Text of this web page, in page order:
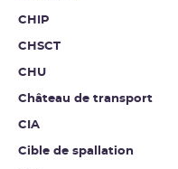
CHIP
CHSCT
CHU
Château de transport
CIA
Cible de spallation